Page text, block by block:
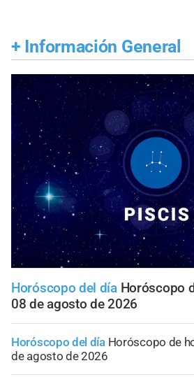
+ Información General
Horóscopo del día Horóscopo
08 de agosto de 2026
Horóscopo del día Horóscopo de
de agosto de 2026